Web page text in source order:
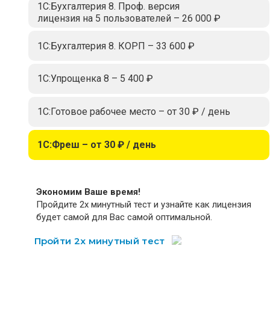
1С:Бухгалтерия 8. Проф. версия
лицензия на 5 пользователей – 26 000 ₽
1С:Бухгалтерия 8. КОРП – 33 600 ₽
1С:Упрощенка 8 – 5 400 ₽
1С:Готовое рабочее место – от 30 ₽ / день
1С:Фреш – от 30 ₽ / день
Экономим Ваше время!
Пройдите 2х минутный тест и узнайте как лицензия
будет самой для Вас самой оптимальной.
Пройти 2х минутный тест